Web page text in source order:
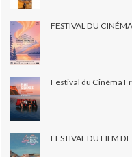
FESTIVAL DU
Festival du Cinéma
FESTIVAL DU FILM